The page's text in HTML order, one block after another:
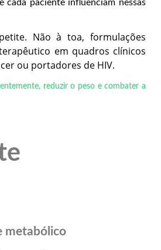
paciente influenciam nessas
Não à toa, formulações
em quadros clínicos
ou portadores de HIV.
reduzir o peso e combater a
metabólico